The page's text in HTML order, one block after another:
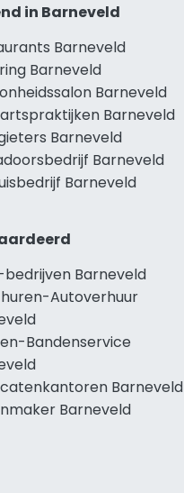
in Barneveld
Barneveld
Barneveld
Barneveld
Barneveld
Barneveld
Barneveld
Barneveld
Barneveld
Autoverhuur
Bandenservice
Barneveld
Barneveld